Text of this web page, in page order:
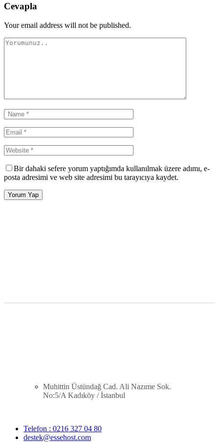
Cevapla
Your email address will not be published.
Bir dahaki sefere yorum yaptığımda kullanılmak üzere adımı, e-
posta adresimi ve web site adresimi bu tarayıcıya kaydet.
Muhittin Üstündağ Cad. Ali Nazıme Sok.
No:5/A Kadıköy / İstanbul
Telefon : 0216 327 04 80
destek@essehost.com